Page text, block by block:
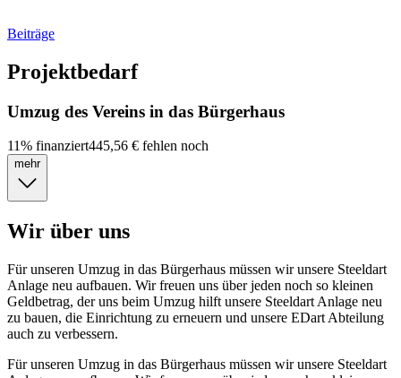
Beiträge
Projektbedarf
Umzug des Vereins in das Bürgerhaus
11% finanziert445,56 € fehlen noch
mehr
Wir über uns
Für unseren Umzug in das Bürgerhaus müssen wir unsere Steeldart
Anlage neu aufbauen. Wir freuen uns über jeden noch so kleinen
Geldbetrag, der uns beim Umzug hilft unsere Steeldart Anlage neu
zu bauen, die Einrichtung zu erneuern und unsere EDart Abteilung
auch zu verbessern.
Für unseren Umzug in das Bürgerhaus müssen wir unsere Steeldart